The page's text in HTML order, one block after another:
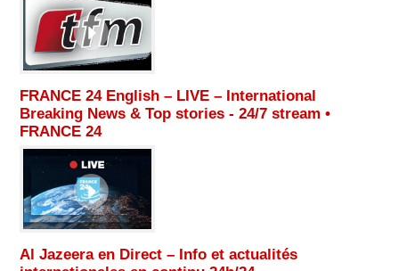
FRANCE 24 English – LIVE – International
Breaking News & Top stories - 24/7 stream •
FRANCE 24
Al Jazeera en Direct – Info et actualités